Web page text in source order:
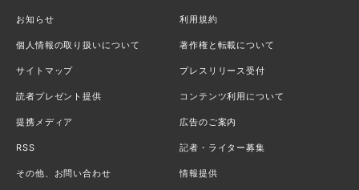
お知らせ 利用規約
個人情報の取り扱いについて 著作権と転載について
サイトマップ プレスリリース受付
読者プレゼント提供 コンテンツ利用について
提携メディア 広告のご案内
RSS 記者・ライター募集
その他、お問い合わせ 情報提供